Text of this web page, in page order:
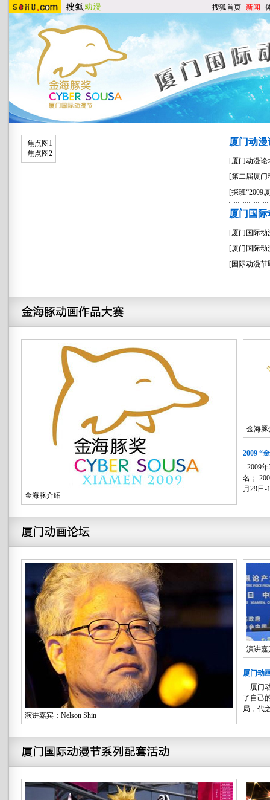
搜狐首页-新闻 -
·焦点图1
·焦点图2
厦门动
[厦门动漫论
[第二届厦门
[探班“2009
厦门国
[厦门国际动
[厦门国际动
[国际动漫
金海豚介绍
金海豚
2009 “
- 2009
名；
月29日-
演讲嘉宾：Nelson Shin
演讲嘉
厦门动
厦门
了自己
局，代